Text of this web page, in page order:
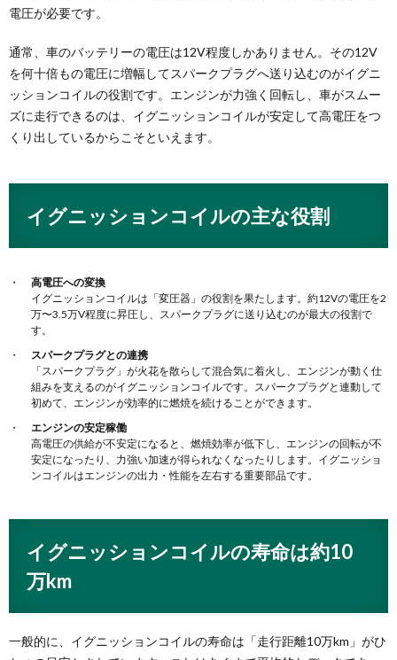
電圧が必要です。
通常、車のバッテリーの電圧は12V程度しかありません。その12V
を何十倍もの電圧に増幅してスパークプラグへ送り込むのがイグニ
ッションコイルの役割です。エンジンが力強く回転し、車がスムー
ズに走行できるのは、イグニッションコイルが安定して高電圧をつ
くり出しているからこそといえます。
イグニッションコイルの主な役割
高電圧への変換
イグニッションコイルは「変圧器」の役割を果たします。約12Vの電圧を2
万〜3.5万V程度に昇圧し、スパークプラグに送り込むのが最大の役割で
す。
スパークプラグとの連携
「スパークプラグ」が火花を散らして混合気に着火し、エンジンが動く仕
組みを支えるのがイグニッションコイルです。スパークプラグと連動して
初めて、エンジンが効率的に燃焼を続けることができます。
エンジンの安定稼働
高電圧の供給が不安定になると、燃焼効率が低下し、エンジンの回転が不
安定になったり、力強い加速が得られなくなったりします。イグニッショ
ンコイルはエンジンの出力・性能を左右する重要部品です。
イグニッションコイルの寿命は約10
万km
一般的に、イグニッションコイルの寿命は「走行距離10万km」がひ